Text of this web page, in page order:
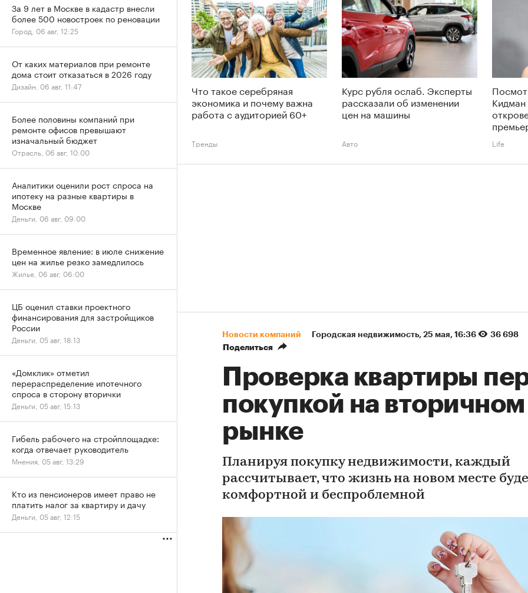
Что такое серебряная
экономика и почему важна
работа с аудиторией 60+
Тренды
Курс рубля ослаб. Эксперты
рассказали об изменении
цен на машины
Авто Life
Новости компаний Городская недвижимость⁠, 25 мая, 16:36
36 698
Поделиться
Проверка квартиры
покупкой на вторичном
рынке
Планируя покупку недвижимости, каждый
рассчитывает, что жизнь на новом месте
комфортной и беспроблемной
За 9 лет в Москве в кадастр внесли
более 500 новостроек по реновации
Город, 06 авг, 12:25
От каких материалов при ремонте
дома стоит отказаться в 2026 году
Дизайн, 06 авг, 11:47
Более половины компаний при
ремонте офисов превышают
изначальный бюджет
Отрасль, 06 авг, 10:00
Аналитики оценили рост спроса на
ипотеку на разные квартиры в
Москве
Деньги, 06 авг, 09:00
Временное явление: в июле снижение
цен на жилье резко замедлилось
Жилье, 06 авг, 06:00
ЦБ оценил ставки проектного
финансирования для застройщиков
России
Деньги, 05 авг, 18:13
«Домклик» отметил
перераспределение ипотечного
спроса в сторону вторички
Деньги, 05 авг, 15:13
Гибель рабочего на стройплощадке:
когда отвечает руководитель
Мнения, 05 авг, 13:29
Кто из пенсионеров имеет право не
платить налог за квартиру и дачу
Деньги, 05 авг, 12:15